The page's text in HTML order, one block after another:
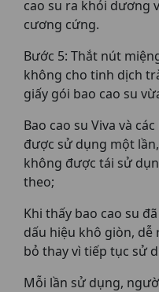
cao su ra khỏi dương
cương cứng.
Bước 5: Thắt nút
không cho tinh dịch
giấy gói bao cao su
Bao cao su Viva và
được sử dụng một
không được tái sử
theo;
Khi thấy bao cao su
dấu hiệu khô giòn,
bỏ thay vì tiếp tục sử
Mỗi lần sử dụng,